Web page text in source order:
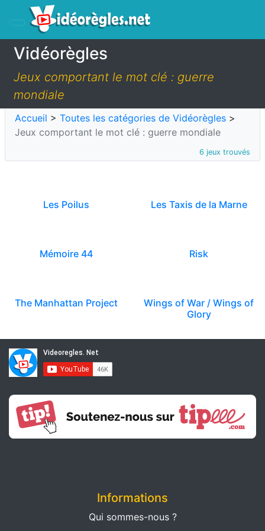
Vidéorègles
Jeux comportant le mot clé : guerre
mondiale
Accueil > Toutes les catégories de Vidéorègles >
Jeux comportant le mot clé : guerre mondiale
6 jeux trouvés
Les Poilus Les Taxis de la Marne
Mémoire 44 Risk
The Manhattan Project
Wings of War / Wings of
Glory
Informations
Qui sommes-nous ?